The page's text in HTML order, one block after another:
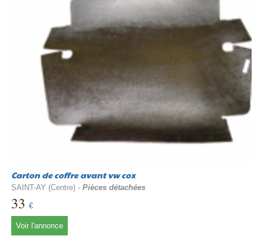
Carton de coffre avant vw cox
SAINT-AY (Centre) - Pièces détachées
33 €
Voir l'annonce